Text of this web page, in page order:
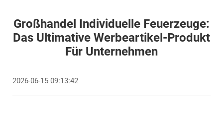
Großhandel Individuelle Feuerzeuge:
Das Ultimative Werbeartikel-Produkt
Für Unternehmen
2026-06-15 09:13:42